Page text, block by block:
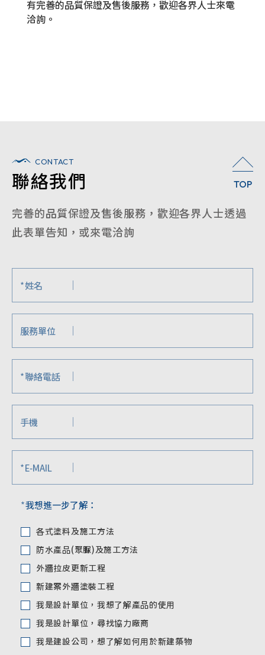
有完善的品質保證及售後服務，歡迎各界人士來電
洽詢。
TOP
CONTACT
聯絡我們
完善的品質保證及售後服務，歡迎各界人士透過
此表單告知，或來電洽詢
* 姓名
服務單位
* 聯絡電話
手機
* E-MAIL
*我想進一步了解：
各式塗料及施工方法
防水產品(聚脲)及施工方法
外牆拉皮更新工程
新建案外牆塗裝工程
我是設計單位，我想了解產品的使用
我是設計單位，尋找協力廠商
我是建設公司，想了解如何用於新建築物